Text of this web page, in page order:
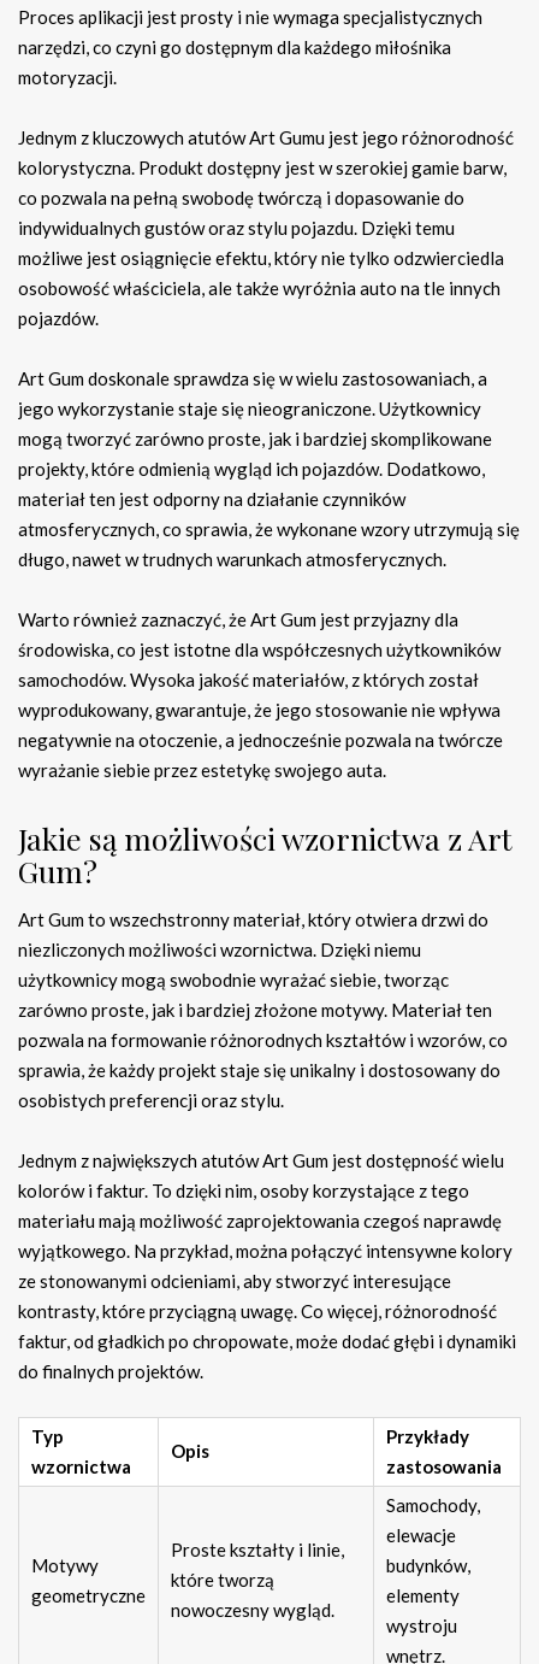
Proces aplikacji jest prosty i nie wymaga specjalistycznych
narzędzi, co czyni go dostępnym dla każdego miłośnika
motoryzacji.
Jednym z kluczowych atutów Art Gumu jest jego różnorodność
kolorystyczna. Produkt dostępny jest w szerokiej gamie barw,
co pozwala na pełną swobodę twórczą i dopasowanie do
indywidualnych gustów oraz stylu pojazdu. Dzięki temu
możliwe jest osiągnięcie efektu, który nie tylko odzwierciedla
osobowość właściciela, ale także wyróżnia auto na tle innych
pojazdów.
Art Gum doskonale sprawdza się w wielu zastosowaniach, a
jego wykorzystanie staje się nieograniczone. Użytkownicy
mogą tworzyć zarówno proste, jak i bardziej skomplikowane
projekty, które odmienią wygląd ich pojazdów. Dodatkowo,
materiał ten jest odporny na działanie czynników
atmosferycznych, co sprawia, że wykonane wzory utrzymują się
długo, nawet w trudnych warunkach atmosferycznych.
Warto również zaznaczyć, że Art Gum jest przyjazny dla
środowiska, co jest istotne dla współczesnych użytkowników
samochodów. Wysoka jakość materiałów, z których został
wyprodukowany, gwarantuje, że jego stosowanie nie wpływa
negatywnie na otoczenie, a jednocześnie pozwala na twórcze
wyrażanie siebie przez estetykę swojego auta.
Jakie są możliwości wzornictwa z Art
Gum?
Art Gum to wszechstronny materiał, który otwiera drzwi do
niezliczonych możliwości wzornictwa. Dzięki niemu
użytkownicy mogą swobodnie wyrażać siebie, tworząc
zarówno proste, jak i bardziej złożone motywy. Materiał ten
pozwala na formowanie różnorodnych kształtów i wzorów, co
sprawia, że każdy projekt staje się unikalny i dostosowany do
osobistych preferencji oraz stylu.
Jednym z największych atutów Art Gum jest dostępność wielu
kolorów i faktur. To dzięki nim, osoby korzystające z tego
materiału mają możliwość zaprojektowania czegoś naprawdę
wyjątkowego. Na przykład, można połączyć intensywne kolory
ze stonowanymi odcieniami, aby stworzyć interesujące
kontrasty, które przyciągną uwagę. Co więcej, różnorodność
faktur, od gładkich po chropowate, może dodać głębi i dynamiki
do finalnych projektów.
Typ
wzornictwa
Opis
Przykłady
zastosowania
Motywy
geometryczne
Proste kształty i linie,
które tworzą
nowoczesny wygląd.
Samochody,
elewacje
budynków,
elementy
wystroju
wnętrz.